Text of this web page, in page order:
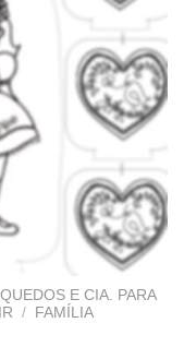
E CIA. PARA
/
FAMÍLIA